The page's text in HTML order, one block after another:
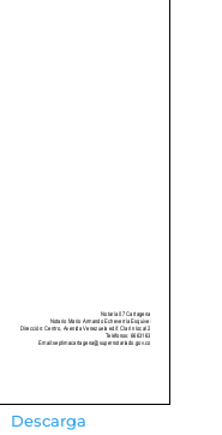
Descarga